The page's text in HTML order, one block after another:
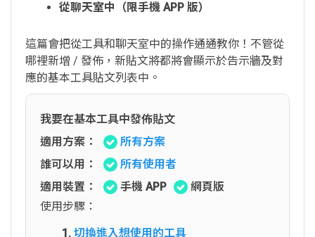
從聊天室中（限手機 APP 版）
這篇會把從工具和聊天室中的操作通通教你！不管從
哪裡新增 / 發佈，新貼文將都將會顯示於告示牆及對
應的基本工具貼文列表中。
我要在基本工具中發佈貼文
適用方案：
所有方案
誰可以用：
所有使用者
適用裝置：
手機 APP
網頁版
使用步驟：
切換進入想使用的工具